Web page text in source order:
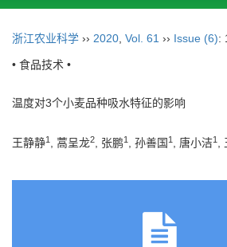
浙江农业科学 ›› 2020 Vol. 61 ›› Issue (6):
• 食品技术 •
温度对3个小麦品种吸水特征的影响
王静静1 , 蒿呈龙2, 张鹏1 , 孙善国 1 , 唐小洁1 ,